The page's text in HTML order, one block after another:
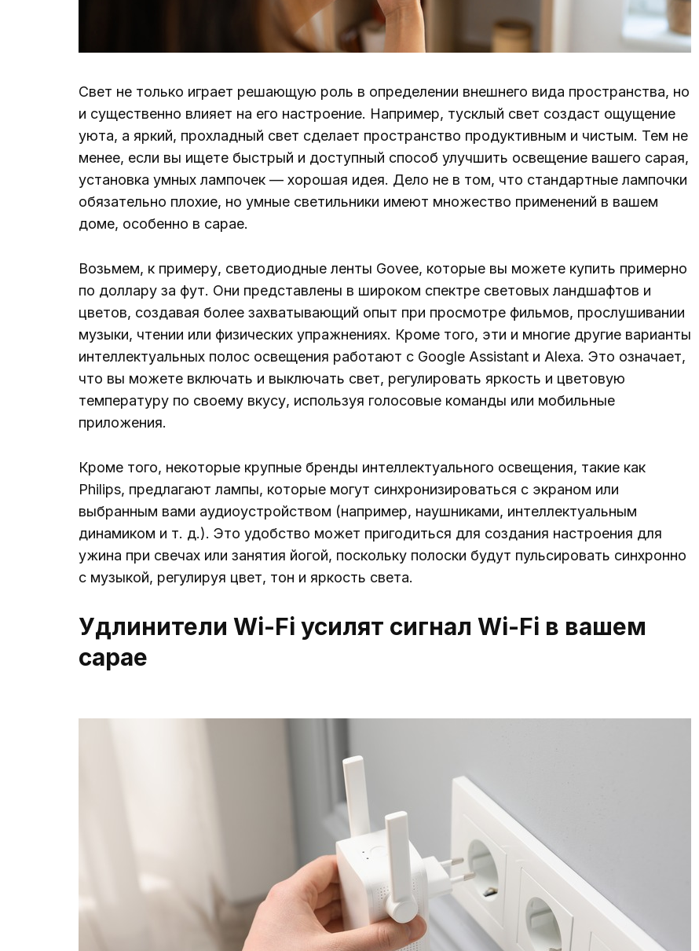
Свет не только играет решающую роль в определении внешнего вида пространства, но
и существенно влияет на его настроение. Например, тусклый свет создаст ощущение
уюта, а яркий, прохладный свет сделает пространство продуктивным и чистым. Тем не
менее, если вы ищете быстрый и доступный способ улучшить освещение вашего сарая,
установка умных лампочек — хорошая идея. Дело не в том, что стандартные лампочки
обязательно плохие, но умные светильники имеют множество применений в вашем
доме, особенно в сарае.
Возьмем, к примеру, светодиодные ленты Govee, которые вы можете купить примерно
по доллару за фут. Они представлены в широком спектре световых ландшафтов и
цветов, создавая более захватывающий опыт при просмотре фильмов, прослушивании
музыки, чтении или физических упражнениях. Кроме того, эти и многие другие варианты
интеллектуальных полос освещения работают с Google Assistant и Alexa. Это означает,
что вы можете включать и выключать свет, регулировать яркость и цветовую
температуру по своему вкусу, используя голосовые команды или мобильные
приложения.
Кроме того, некоторые крупные бренды интеллектуального освещения, такие как
Philips, предлагают лампы, которые могут синхронизироваться с экраном или
выбранным вами аудиоустройством (например, наушниками, интеллектуальным
динамиком и т. д.). Это удобство может пригодиться для создания настроения для
ужина при свечах или занятия йогой, поскольку полоски будут пульсировать синхронно
с музыкой, регулируя цвет, тон и яркость света.
Удлинители Wi-Fi усилят сигнал Wi-Fi в вашем
сарае